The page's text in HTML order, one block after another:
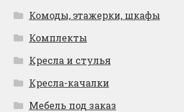
Комоды, этажерки, шкафы
Комплекты
Кресла и стулья
Кресла-качалки
Мебель под заказ